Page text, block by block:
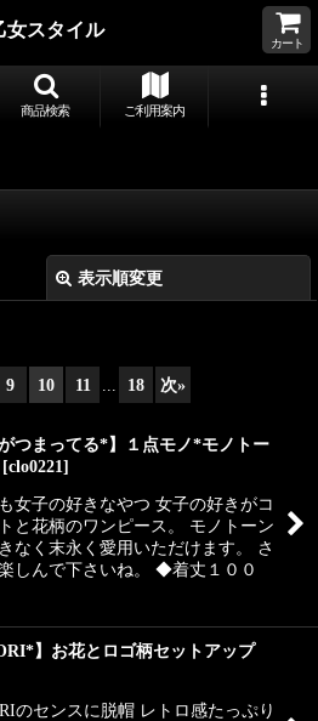
女スタイル
カート
商品検索 ご利用案内
表示順変更
絞り込む
9 10 11 18 次»
がつまってる*】１点モノ*モノトー
[clo0221]
女子の好きなやつ 女子の好きがコ
と花柄のワンピース。 モノトーン
なく末永く愛用いただけます。 さ
しんで下さいね。 ◆着丈１００
】お花とロゴ柄セットアップ
のセンスに脱帽 レトロ感たっぷり